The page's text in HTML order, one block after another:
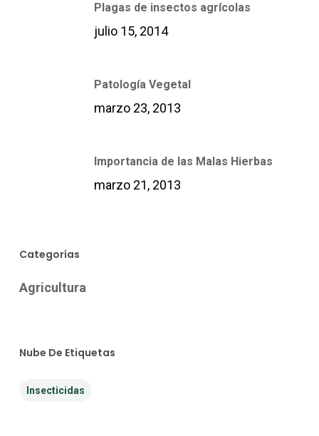
Plagas de insectos agrícolas
julio 15, 2014
Patología Vegetal
marzo 23, 2013
Importancia de las Malas Hierbas
marzo 21, 2013
Categorías
Agricultura
Nube De Etiquetas
Insecticidas